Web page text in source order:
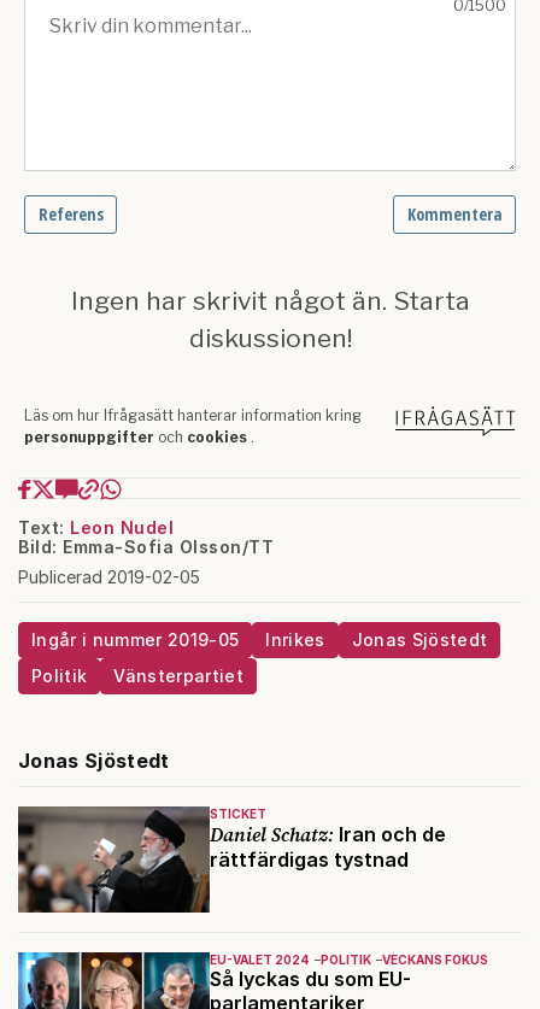
Text: Leon Nudel
Bild: Emma-Sofia Olsson/TT
Publicerad 2019-02-05
Ingår i nummer 2019-05 Inrikes
Jonas Sjöstedt
Politik
Vänsterpartiet
Jonas Sjöstedt
STICKET
Daniel Schatz: Iran och de
rättfärdigas tystnad
EU-VALET 2024 POLITIK VECKANS FOKUS
Så lyckas du som EU-
parlamentariker